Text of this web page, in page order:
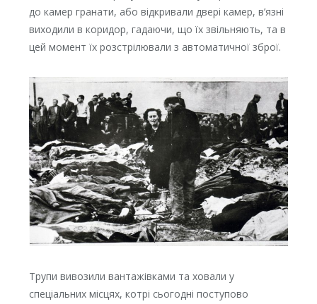
до камер гранати, або відкривали двері камер, в’язні
виходили в коридор, гадаючи, що їх звільняють, та в
цей момент їх розстрілювали з автоматичної зброї.
Трупи вивозили вантажівками та ховали у
спеціальних місцях, котрі сьогодні поступово